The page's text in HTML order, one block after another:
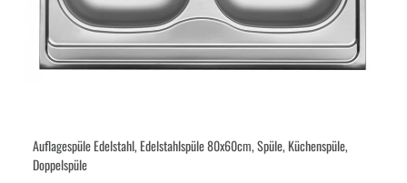
Auflagespüle Edelstahl, Edelstahlspüle 80x60cm, Spüle, Küchenspüle,
Doppelspüle